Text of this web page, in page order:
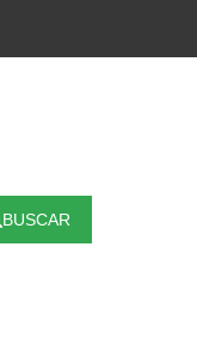
BUSCAR